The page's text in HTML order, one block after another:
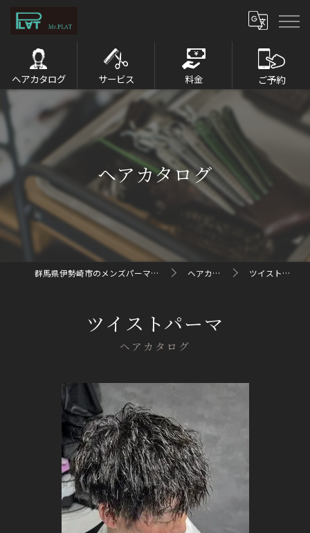
ヘアカタログ サービス 料金 ご予約
ヘアカタログ
群馬県伊勢崎市のメンズパーマならMr.PLAT ヘアカタログ ツイストパーマ
ヘアカタログ
ツイストパーマ